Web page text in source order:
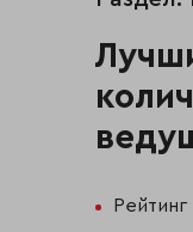
Рейтинг